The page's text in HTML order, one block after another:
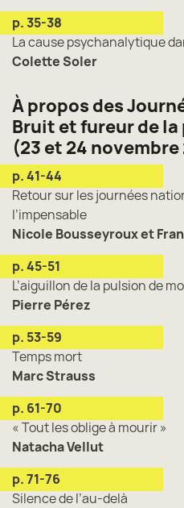
p. 35-38
La cause psychanalytique
Colette Soler
À propos des
Bruit et fureur de
(23 et 24 novembre
p. 41-44
Retour sur les journées
l’impensable
Nicole Bousseyroux et
p. 45-51
L’aiguillon de la pulsion de
Pierre Pérez
p. 53-59
Temps mort
Marc Strauss
p. 61-70
« Tout les oblige à mourir »
Natacha Vellut
p. 71-76
Silence de l’au-delà